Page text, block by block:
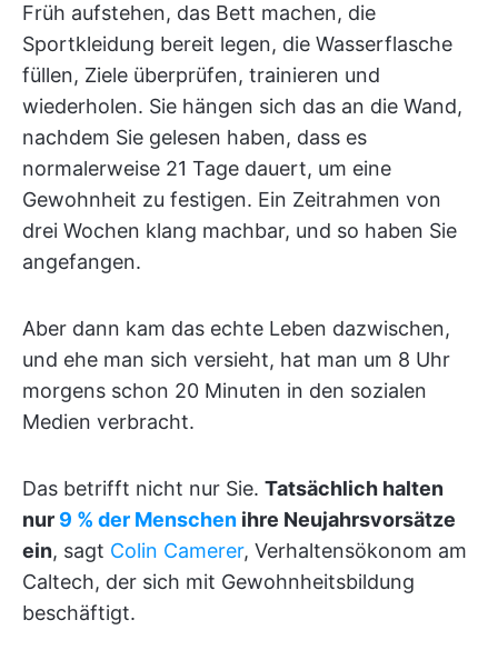
Früh aufstehen, das Bett machen, die
Sportkleidung bereit legen, die Wasserflasche
füllen, Ziele überprüfen, trainieren und
wiederholen. Sie hängen sich das an die Wand,
nachdem Sie gelesen haben, dass es
normalerweise 21 Tage dauert, um eine
Gewohnheit zu festigen. Ein Zeitrahmen von
drei Wochen klang machbar, und so haben Sie
angefangen.
Aber dann kam das echte Leben dazwischen,
und ehe man sich versieht, hat man um 8 Uhr
morgens schon 20 Minuten in den sozialen
Medien verbracht.
Das betrifft nicht nur Sie. Tatsächlich halten
nur 9 % der Menschen ihre Neujahrsvorsätze
ein, sagt Colin Camerer, Verhaltensökonom am
Caltech, der sich mit Gewohnheitsbildung
beschäftigt.